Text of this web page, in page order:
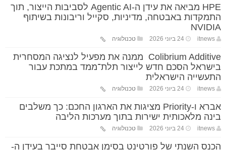
HPE מביאה את עידן ה-Agentic AI לסביבות הייצור, תוך
התמקדות באבטחה, מדיניות, סקייל וריבונות בשיתוף
NVIDIA
itnews 24 ביוני 2026 טכנולוגיה
Colibrium Additive ממנה את מפעיל לנציגה המסחרית
בישראל הסכם חדש לייצור תלת־ממד במתכת עבור
התעשייה הישראלית
itnews 24 ביוני 2026 טכנולוגיה
אברא ו-Priority מציגות את הארגון החכם: כך משלבים
בינה מלאכותית ישירות בתוך מערכות הליבה
itnews 24 ביוני 2026 טכנולוגיה
הכנס השנתי של פורטינט בסימן אבטחת סייבר בעידן ה-